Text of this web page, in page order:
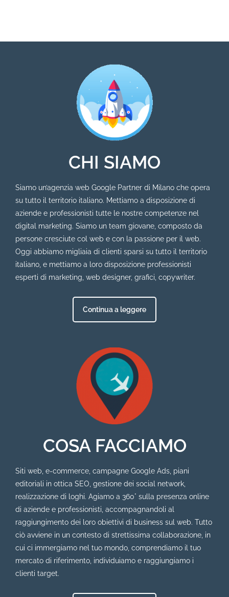
CHI SIAMO
Siamo un’agenzia web Google Partner di Milano che opera
su tutto il territorio italiano. Mettiamo a disposizione di
aziende e professionisti tutte le nostre competenze nel
digital marketing. Siamo un team giovane, composto da
persone cresciute col web e con la passione per il web.
Oggi abbiamo migliaia di clienti sparsi su tutto il territorio
italiano, e mettiamo a loro disposizione professionisti
esperti di marketing, web designer, grafici, copywriter.
Continua a leggere
COSA FACCIAMO
Siti web, e-commerce, campagne Google Ads, piani
editoriali in ottica SEO, gestione dei social network,
realizzazione di loghi. Agiamo a 360° sulla presenza online
di aziende e professionisti, accompagnandoli al
raggiungimento dei loro obiettivi di business sul web. Tutto
ciò avviene in un contesto di strettissima collaborazione, in
cui ci immergiamo nel tuo mondo, comprendiamo il tuo
mercato di riferimento, individuiamo e raggiungiamo i
clienti target.